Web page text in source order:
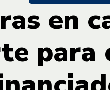
en
para